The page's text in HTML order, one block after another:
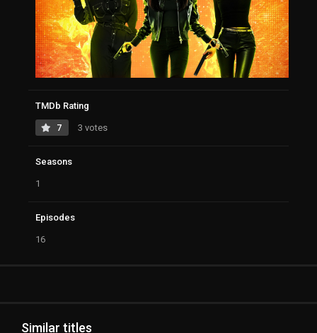
TMDb Rating
7 3 votes
Seasons
1
Episodes
16
Similar titles